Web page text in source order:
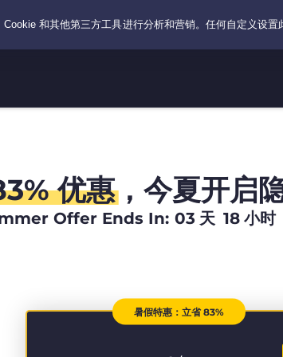
优惠，今夏开启
Offer Ends In: 03 天 18 小时
暑假特惠：立省 83%